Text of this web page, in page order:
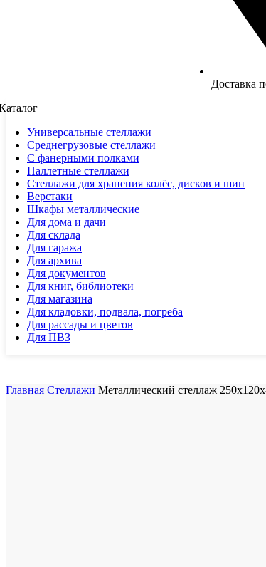
Доставка
Универсальные стеллажи
Среднегрузовые стеллажи
С фанерными полками
Паллетные стеллажи
Стеллажи для хранения колёс, дисков и шин
Верстаки
Шкафы металлические
Для дома и дачи
Для склада
Для гаража
Для архива
Для документов
Для книг, библиотеки
Для магазина
Для кладовки, подвала, погреба
Для рассады и цветов
Для ПВЗ
Главная Стеллажи Металлический стеллаж